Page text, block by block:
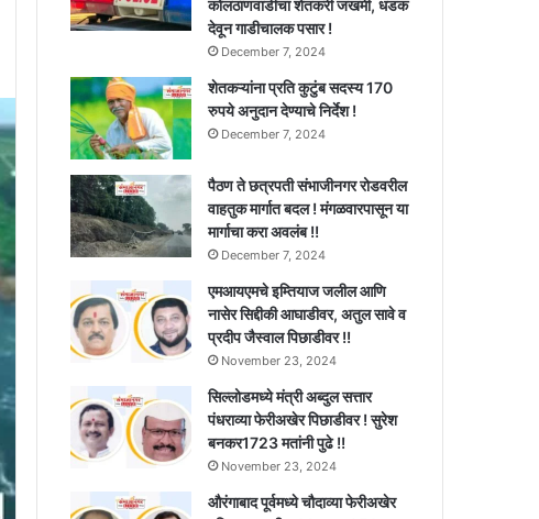
कोलठाणवाडीचा शेतकरी जखमी, धडक
देवून गाडीचालक पसार !
December 7, 2024
शेतकऱ्यांना प्रति कुटुंब सदस्य 170
रुपये अनुदान देण्याचे निर्देश !
December 7, 2024
पैठण ते छत्रपती संभाजीनगर रोडवरील
वाहतुक मार्गात बदल ! मंगळवारपासून या
मार्गाचा करा अवलंब !!
December 7, 2024
एमआयएमचे इम्तियाज जलील आणि
नासेर सिद्दीकी आघाडीवर, अतुल सावे व
प्रदीप जैस्वाल पिछाडीवर !!
November 23, 2024
सिल्लोडमध्ये मंत्री अब्दुल सत्तार
पंधराव्या फेरीअखेर पिछाडीवर ! सुरेश
बनकर1723 मतांनी पुढे !!
November 23, 2024
औरंगाबाद पूर्वमध्ये चौदाव्या फेरीअखेर